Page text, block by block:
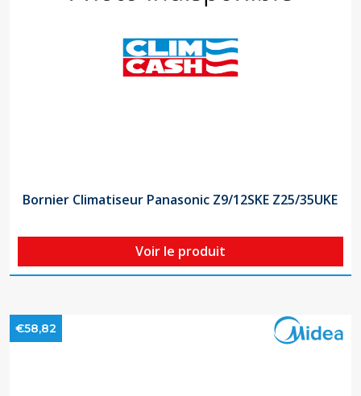
Bornier Climatiseur Panasonic Z9/12SKE Z25/35UKE
Voir le produit
€58,82